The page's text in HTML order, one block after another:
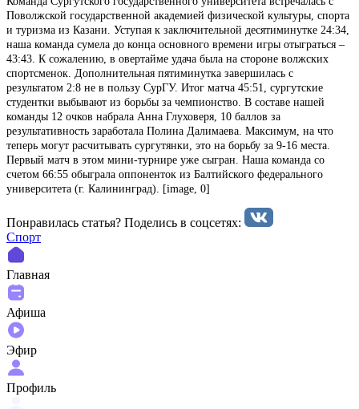
Поволжской государственной академией физической культуры, спорта
и туризма из Казани. Уступая к заключительной десятиминутке 24:34,
наша команда сумела до конца основного времени игры отыграться –
43:43. К сожалению, в овертайме удача была на стороне волжских
спортсменок. Дополнительная пятиминутка завершилась с
результатом 2:8 не в пользу СурГУ. Итог матча 45:51, сургутские
студентки выбывают из борьбы за чемпионство. В составе нашей
команды 12 очков набрала Анна Глуховеря, 10 баллов за
результативность заработала Полина Далимаева. Максимум, на что
теперь могут расчитывать сургутянки, это на борьбу за 9-16 места.
Первый матч в этом мини-турнире уже сыгран. Наша команда со
счетом 66:55 обыграла оппоненток из Балтийского федерального
университета (г. Калининград). [image, 0]
Понравилась статья? Поделиcь в соцсетях:
Спорт
Главная
Афиша
Эфир
Профиль